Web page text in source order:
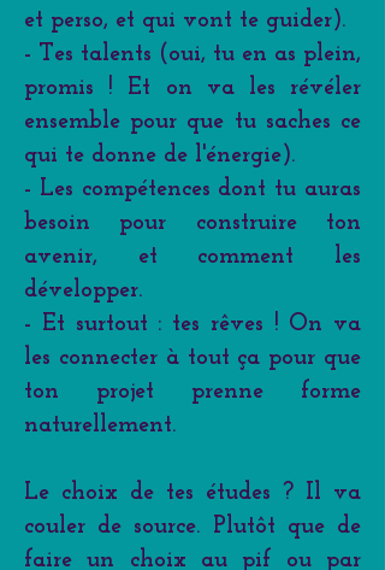
et perso, et qui vont te guider).
- Tes talents (oui, tu en as plein,
promis ! Et on va les révéler
ensemble pour que tu saches ce
qui te donne de l'énergie).
- Les compétences dont tu auras
besoin pour construire ton
avenir, et comment les
développer.
- Et surtout : tes rêves ! On va
les connecter à tout ça pour que
ton projet prenne forme
naturellement.
Le choix de tes études ? Il va
couler de source. Plutôt que de
faire un choix au pif ou par